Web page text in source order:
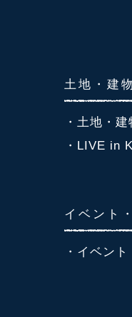
土地・建
・土地・
・LIVE in
イベント
・イベント